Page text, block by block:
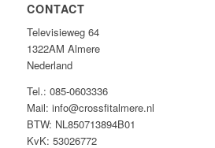
CONTACT
Televisieweg 64
1322AM Almere
Nederland
Tel.: 085-0603336
Mail: info@crossfitalmere.nl
BTW: NL850713894B01
KvK: 53026772